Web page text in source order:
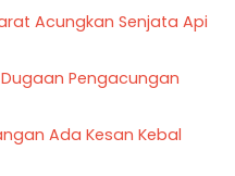
Acungkan Senjata Api
Dugaan Pengacungan
Ada Kesan Kebal